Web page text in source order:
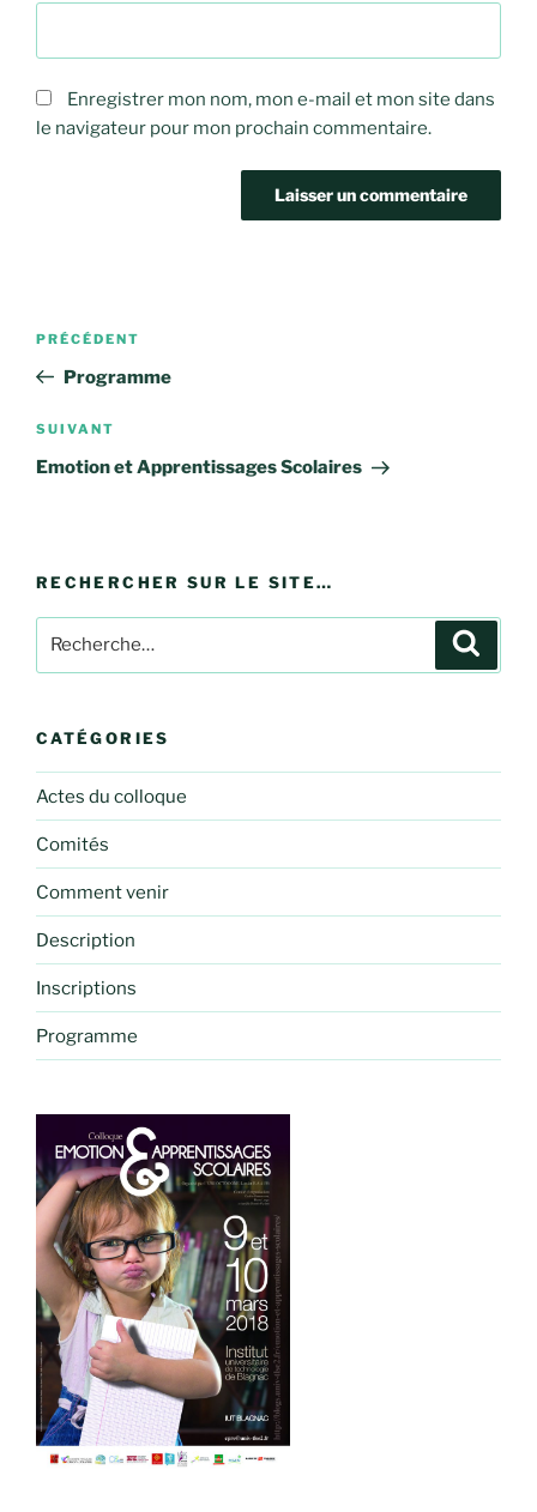
Enregistrer mon nom, mon e-mail et mon site dans
le navigateur pour mon prochain commentaire.
Navigation
l’article
Article
précédent
PRÉCÉDENT
Programme
Article
suivant
SUIVANT
Emotion et Apprentissages Scolaires
RECHERCHER SUR LE SITE…
pour
CATÉGORIES
Actes du colloque
Comités
Comment venir
Description
Inscriptions
Programme